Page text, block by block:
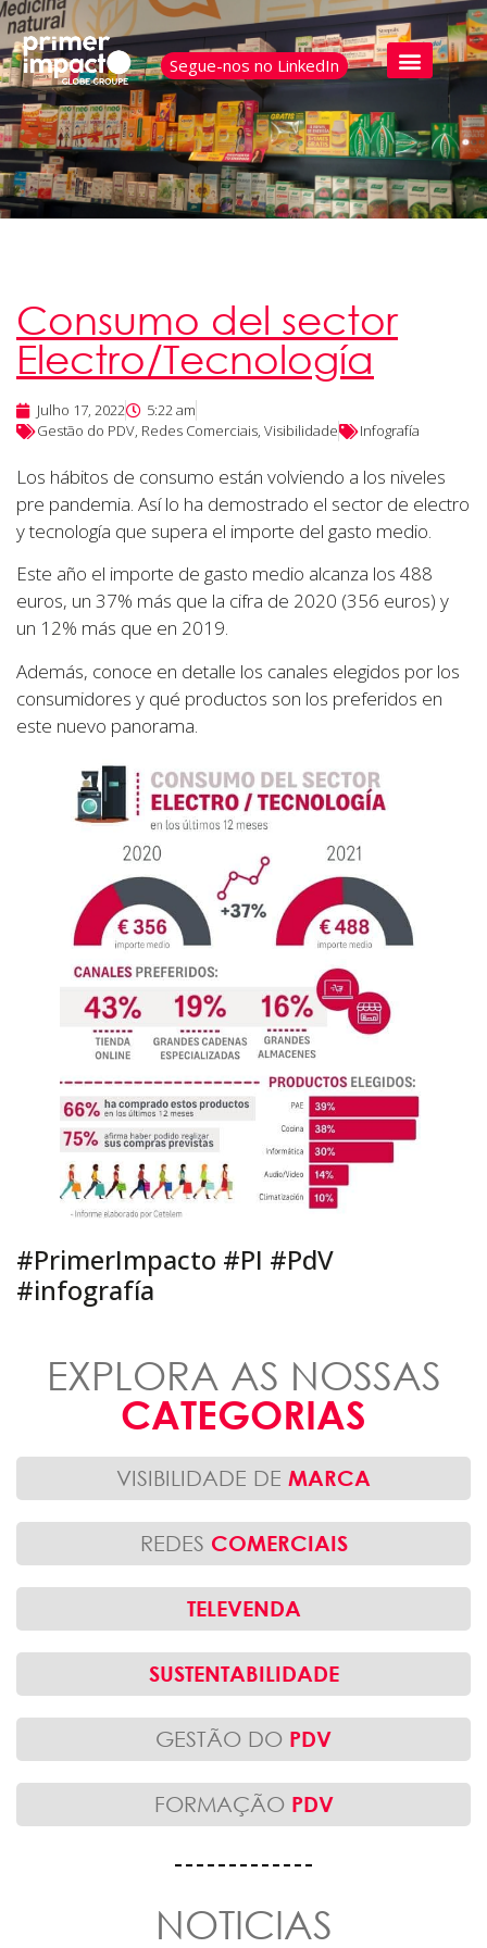
Segue-nos no LinkedIn
Consumo del sector
Electro/Tecnología
Julho 17, 2022
5:22 am
Gestão do PDV, Redes Comerciais, Visibilidade Infografía
Los hábitos de consumo están volviendo a los niveles
pre pandemia. Así lo ha demostrado el sector de electro
y tecnología que supera el importe del gasto medio.
Este año el importe de gasto medio alcanza los 488
euros, un 37% más que la cifra de 2020 (356 euros) y
un 12% más que en 2019.
Además, conoce en detalle los canales elegidos por los
consumidores y qué productos son los preferidos en
este nuevo panorama.
#PrimerImpacto #PI #PdV
#infografía
EXPLORA AS NOSSAS
CATEGORIAS
VISIBILIDADE DE MARCA
REDES COMERCIAIS
TELEVENDA
SUSTENTABILIDADE
GESTÃO DO PDV
FORMAÇÃO PDV
NOTICIAS